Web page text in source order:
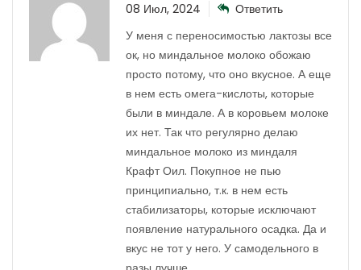
08 Июл, 2024
Ответить
У меня с переносимостью лактозы все
ок, но миндальное молоко обожаю
просто потому, что оно вкусное. А еще
в нем есть омега-кислоты, которые
были в миндале. А в коровьем молоке
их нет. Так что регулярно делаю
миндальное молоко из миндаля
Крафт Оил. Покупное не пью
принципиально, т.к. в нем есть
стабилизаторы, которые исключают
появление натурального осадка. Да и
вкус не тот у него. У самодельного в